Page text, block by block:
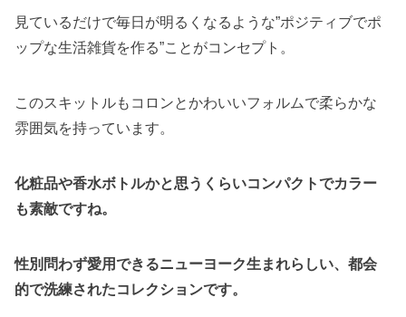
見ているだけで毎日が明るくなるような”ポジティブでポ
ップな生活雑貨を作る”ことがコンセプト。
このスキットルもコロンとかわいいフォルムで柔らかな
雰囲気を持っています。
化粧品や香水ボトルかと思うくらいコンパクトでカラー
も素敵ですね。
性別問わず愛用できるニューヨーク生まれらしい、都会
的で洗練されたコレクションです。